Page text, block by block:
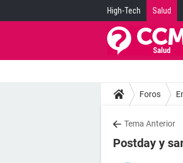
High-Tech Salud
Foros
Tema Anterior
Postday y